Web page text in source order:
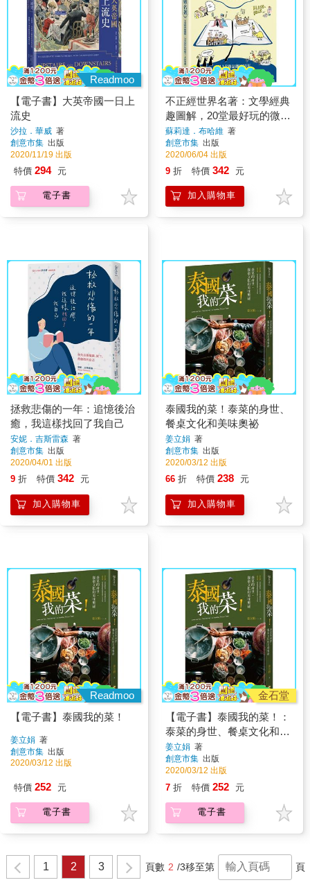
Readmoo
【電子書】大英帝國一日上
流史
沙拉．華威 著
創意市集 出版
2020/11/19 出版
特價 294 元
電子書
不正經世界名著：文學經典
趣圖解，20堂最好玩的微ㄎ
一ㄤ故事課
蘇莉達．布哈維 著
創意市集 出版
2020/06/04 出版
9 折 特價 342 元
加入購物車
拯救悲傷的一年：追憶後治
癒，我這樣找回了我自己
安妮．吉斯雷森 著
創意市集 出版
2020/04/01 出版
9 折 特價 342 元
加入購物車
泰國我的菜！泰菜的身世、
餐桌文化和美味奧祕
姜立娟 著
創意市集 出版
2020/03/12 出版
66 折 特價 238 元
加入購物車
Readmoo
【電子書】泰國我的菜！
姜立娟 著
創意市集 出版
2020/03/12 出版
特價 252 元
電子書
金石堂
【電子書】泰國我的菜！：
泰菜的身世、餐桌文化和美
味奧祕
姜立娟 著
創意市集 出版
2020/03/12 出版
7 折 特價 252 元
電子書
1 2 3 頁數 2 /3移至第 頁